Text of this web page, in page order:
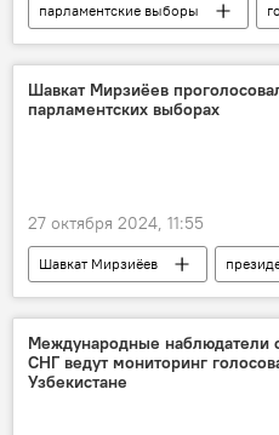
парламентские выборы
СНГ
пресс-конференция
Общество
Пресс-центр
Пресс-центр
Шавкат Мирзиёев
парламентских выборах
27 октября 2024, 11:55
Шавкат Мирзиёев
парламентские выборы
Общество
Международные наблюдатели
СНГ ведут мониторинг
Узбекистане